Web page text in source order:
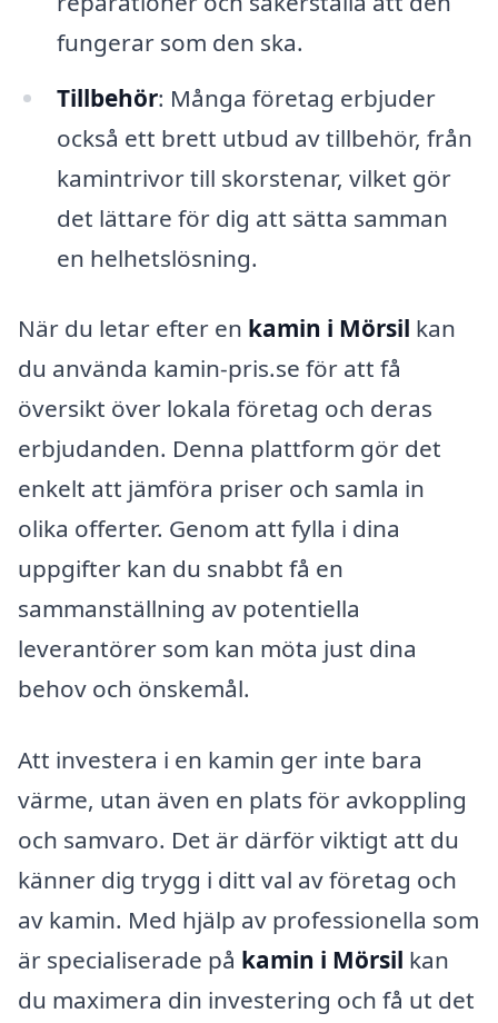
fungerar som den ska.
Tillbehör: Många företag erbjuder
också ett brett utbud av tillbehör, från
kamintrivor till skorstenar, vilket gör
det lättare för dig att sätta samman
en helhetslösning.
När du letar efter en kamin i Mörsil kan
du använda kamin-pris.se för att få
översikt över lokala företag och deras
erbjudanden. Denna plattform gör det
enkelt att jämföra priser och samla in
olika offerter. Genom att fylla i dina
uppgifter kan du snabbt få en
sammanställning av potentiella
leverantörer som kan möta just dina
behov och önskemål.
Att investera i en kamin ger inte bara
värme, utan även en plats för avkoppling
och samvaro. Det är därför viktigt att du
känner dig trygg i ditt val av företag och
av kamin. Med hjälp av professionella som
är specialiserade på kamin i Mörsil kan
du maximera din investering och få ut det